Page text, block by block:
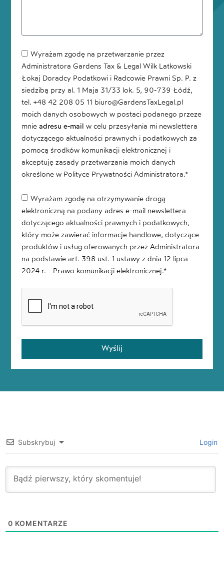
Wyrażam zgodę na przetwarzanie przez
Administratora Gardens Tax & Legal Wilk Latkowski
Łokaj Doradcy Podatkowi i Radcowie Prawni Sp. P. z
siedzibą przy al. 1 Maja 31/33 lok. 5, 90-739 Łódź,
tel. +48 42 208 05 11 biuro@GardensTaxLegal.pl
moich danych osobowych w postaci podanego przeze
mnie adresu e-mail w celu przesyłania mi newslettera
dotyczącego aktualności prawnych i podatkowych za
pomocą środków komunikacji elektronicznej i
akceptuję zasady przetwarzania moich danych
określone w Polityce Prywatności Administratora.*
Wyrażam zgodę na otrzymywanie drogą
elektroniczną na podany adres e-mail newslettera
dotyczącego aktualności prawnych i podatkowych,
który może zawierać informacje handlowe, dotyczące
produktów i usług oferowanych przez Administratora
na podstawie art. 398 ust. 1 ustawy z dnia 12 lipca
2024 r. - Prawo komunikacji elektronicznej.*
Wyślij
Subskrybuj Login
0 KOMENTARZE